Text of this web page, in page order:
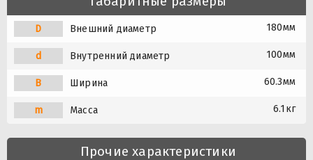
D Внешний диаметр 180мм
d Внутренний диаметр 100мм
B Ширина 60.3мм
m Масса 6.1кг
Прочие характеристики